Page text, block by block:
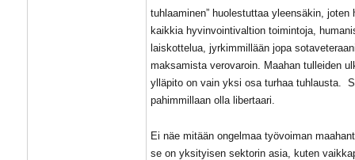
tuhlaaminen” huolestuttaa yleensäkin, joten
kaikkia hyvinvointivaltion toimintoja,
laiskottelua, jyrkimmillään jopa
maksamista verovaroin. Maahan tulleiden
ylläpito on vain yksi osa turhaa tuhlausta.
pahimmillaan olla libertaari.
Ei näe mitään ongelmaa työvoiman
se on yksityisen sektorin asia, kuten